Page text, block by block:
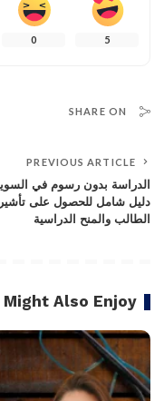
5
0
SHARE ON
PREVIOUS ARTICLE
الدراسة بدون رسوم في
دليل شامل للحصول على
الطالب والمنح الدراسية
Might Also Enjoy